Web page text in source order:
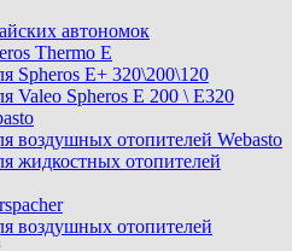
автономок
Thermo E
Spheros E+ 320\200\120
Valeo Spheros E 200 \ E320
воздушных отопителей Webasto
жидкостных отопителей
воздушных отопителей